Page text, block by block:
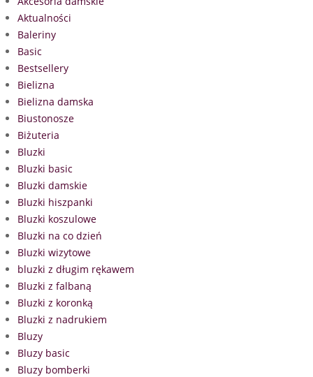
Aktualności
Baleriny
Basic
Bestsellery
Bielizna
Bielizna damska
Biustonosze
Biżuteria
Bluzki
Bluzki basic
Bluzki damskie
Bluzki hiszpanki
Bluzki koszulowe
Bluzki na co dzień
Bluzki wizytowe
bluzki z długim rękawem
Bluzki z falbaną
Bluzki z koronką
Bluzki z nadrukiem
Bluzy
Bluzy basic
Bluzy bomberki